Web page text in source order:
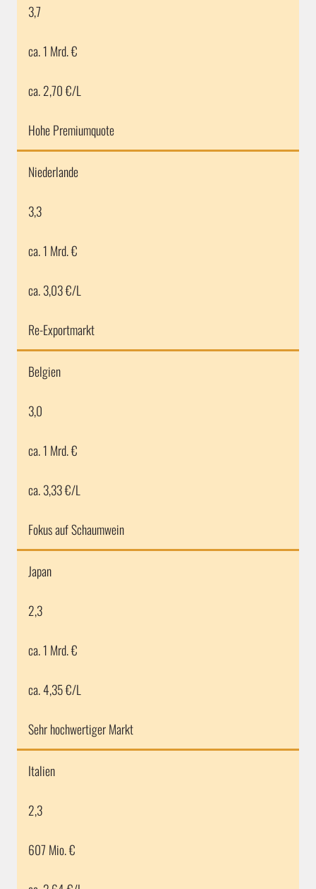
3,7
ca. 1 Mrd. €
ca. 2,70 €/L
Hohe Premiumquote
Niederlande
3,3
ca. 1 Mrd. €
ca. 3,03 €/L
Re-Exportmarkt
Belgien
3,0
ca. 1 Mrd. €
ca. 3,33 €/L
Fokus auf Schaumwein
Japan
2,3
ca. 1 Mrd. €
ca. 4,35 €/L
Sehr hochwertiger Markt
Italien
2,3
607 Mio. €